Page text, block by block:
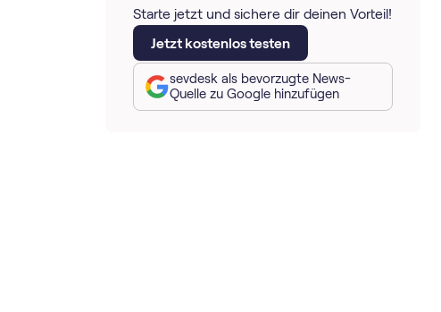
Starte jetzt und sichere dir deinen Vorteil!
Jetzt kostenlos testen
sevdesk als bevorzugte News-
Quelle zu Google hinzufügen